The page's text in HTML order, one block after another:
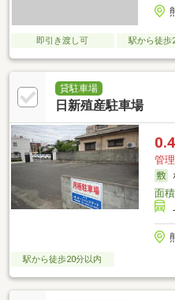
即引き渡し可 駅から徒歩
貸駐車場
日新殖産駐車場
管
面積
駅から徒歩20分以内